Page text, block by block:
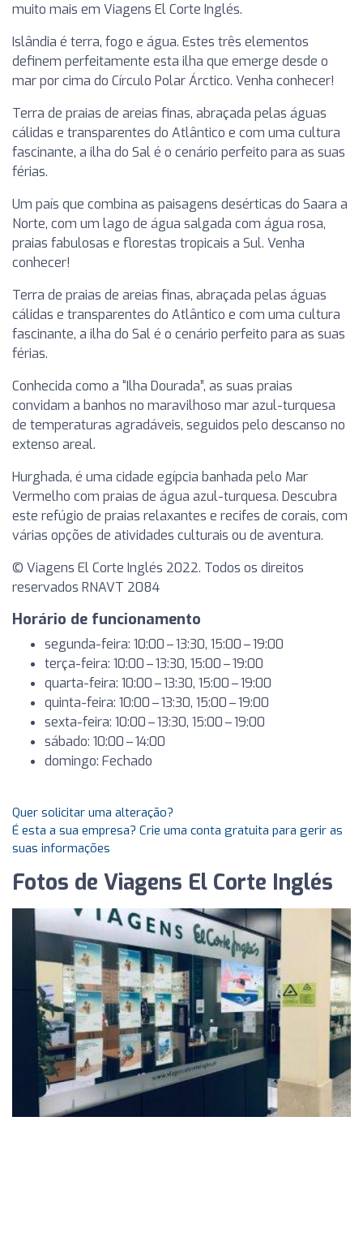
muito mais em Viagens El Corte Inglés.
Islândia é terra, fogo e água. Estes três elementos
definem perfeitamente esta ilha que emerge desde o
mar por cima do Círculo Polar Árctico. Venha conhecer!
Terra de praias de areias finas, abraçada pelas águas
cálidas e transparentes do Atlântico e com uma cultura
fascinante, a ilha do Sal é o cenário perfeito para as suas
férias.
Um país que combina as paisagens desérticas do Saara a
Norte, com um lago de água salgada com água rosa,
praias fabulosas e florestas tropicais a Sul. Venha
conhecer!
Terra de praias de areias finas, abraçada pelas águas
cálidas e transparentes do Atlântico e com uma cultura
fascinante, a ilha do Sal é o cenário perfeito para as suas
férias.
Conhecida como a “Ilha Dourada”, as suas praias
convidam a banhos no maravilhoso mar azul-turquesa
de temperaturas agradáveis, seguidos pelo descanso no
extenso areal.
Hurghada, é uma cidade egípcia banhada pelo Mar
Vermelho com praias de água azul-turquesa. Descubra
este refúgio de praias relaxantes e recifes de corais, com
várias opções de atividades culturais ou de aventura.
© Viagens El Corte Inglés 2022. Todos os direitos
reservados RNAVT 2084
Horário de funcionamento
segunda-feira: 10:00 – 13:30, 15:00 – 19:00
terça-feira: 10:00 – 13:30, 15:00 – 19:00
quarta-feira: 10:00 – 13:30, 15:00 – 19:00
quinta-feira: 10:00 – 13:30, 15:00 – 19:00
sexta-feira: 10:00 – 13:30, 15:00 – 19:00
sábado: 10:00 – 14:00
domingo: Fechado
Quer solicitar uma alteração?
É esta a sua empresa? Crie uma conta gratuita para gerir as
suas informações
Fotos de Viagens El Corte Inglés